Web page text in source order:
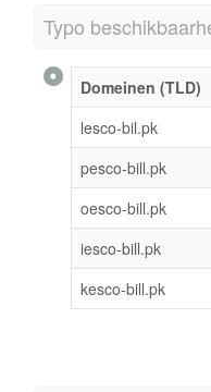
Typo
Domeinen (TLD)
lesco-bil.pk
pesco-bill.pk
oesco-bill.pk
iesco-bill.pk
kesco-bill.pk